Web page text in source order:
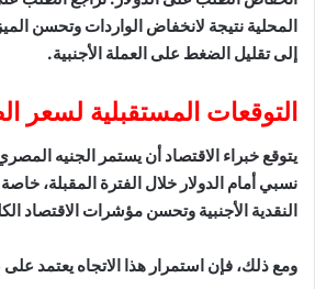
المحلية نتيجة لانخفاض الواردات وتحسن
إلى تقليل الضغط على العملة الأجنبية.
التوقعات المستقبلية لسعر
يتوقع خبراء الاقتصاد أن يستمر الجنيه
نسبي أمام الدولار خلال الفترة المقبلة،
النقدية الأجنبية وتحسن مؤشرات الاقتصاد
ومع ذلك، فإن استمرار هذا الاتجاه يعتمد